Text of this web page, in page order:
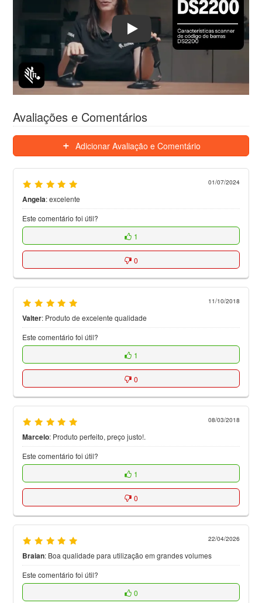
Play
Avaliações e Comentários
Adicionar Avaliação e Comentário
01/07/2024
Angela:excelente
Este comentário foi útil?
1
0
11/10/2018
Valter: Produto de excelente qualidade
Este comentário foi útil?
1
0
08/03/2018
Marcelo: Produto perfeito, preço justo!.
Este comentário foi útil?
1
0
22/04/2026
Braian: Boa qualidade para utilização em grandes volumes
Este comentário foi útil?
0